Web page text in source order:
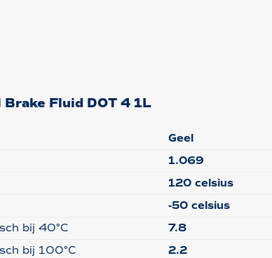
Fluid DOT 4 1L
Geel
1.069
120 celsius
-50 celsius
bij 40°C
7.8
bij 100°C
2.2